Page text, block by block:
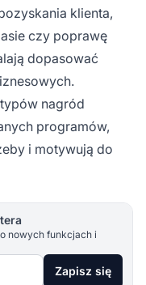
klienta,
czy poprawę
dopasować
nagród
programów,
i motywują do
nowych funkcjach i
Zapisz się